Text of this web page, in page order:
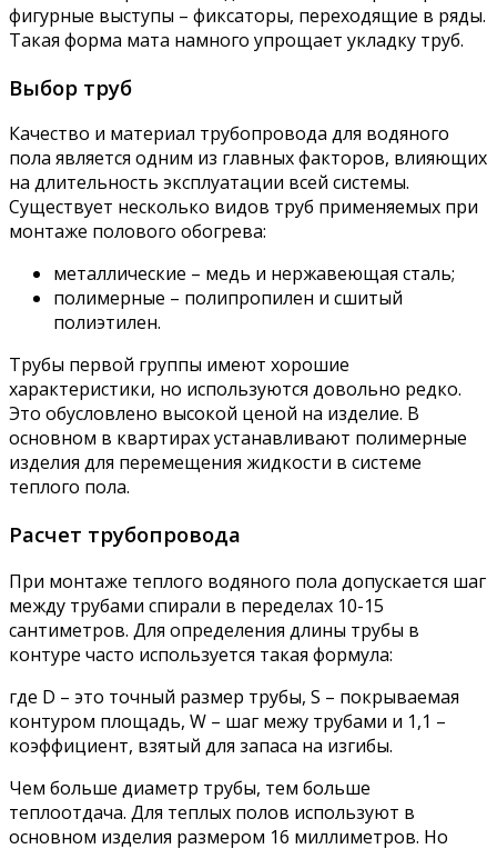
фигурные выступы – фиксаторы, переходящие в ряды.
Такая форма мата намного упрощает укладку труб.
Выбор труб
Качество и материал трубопровода для водяного
пола является одним из главных факторов, влияющих
на длительность эксплуатации всей системы.
Существует несколько видов труб применяемых при
монтаже полового обогрева:
металлические – медь и нержавеющая сталь;
полимерные – полипропилен и сшитый
полиэтилен.
Трубы первой группы имеют хорошие
характеристики, но используются довольно редко.
Это обусловлено высокой ценой на изделие. В
основном в квартирах устанавливают полимерные
изделия для перемещения жидкости в системе
теплого пола.
Расчет трубопровода
При монтаже теплого водяного пола допускается шаг
между трубами спирали в переделах 10-15
сантиметров. Для определения длины трубы в
контуре часто используется такая формула:
где D – это точный размер трубы, S – покрываемая
контуром площадь, W – шаг межу трубами и 1,1 –
коэффициент, взятый для запаса на изгибы.
Чем больше диаметр трубы, тем больше
теплоотдача. Для теплых полов используют в
основном изделия размером 16 миллиметров. Но